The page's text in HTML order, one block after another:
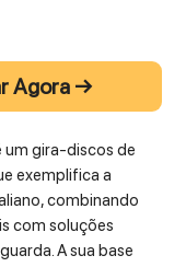
Agora →
um gira-discos de
exemplifica a
combinando
com soluções
A sua base